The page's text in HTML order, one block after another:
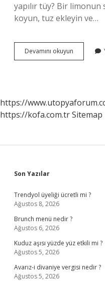
yapılır tüy? Bir limonun
koyun, tuz ekleyin ve…
Devamını okuyun
Suyu
https://
https://kofa.com.trSitemap
Sidebar
Son Yazılar
Trendyol üyeliği ücretli mi ?
Ağustos 8, 2026
Brunch menü nedir ?
Ağustos 6, 2026
Kuduz aşısı yüzde yüz etkili mi ?
Ağustos 5, 2026
Avarız-i divaniye vergisi nedir ?
Ağustos 5, 2026